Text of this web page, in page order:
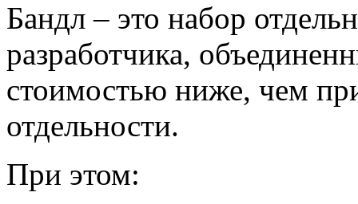
Бандл – это набор
разработчика,
стоимостью ниже, чем
отдельности.
При этом: